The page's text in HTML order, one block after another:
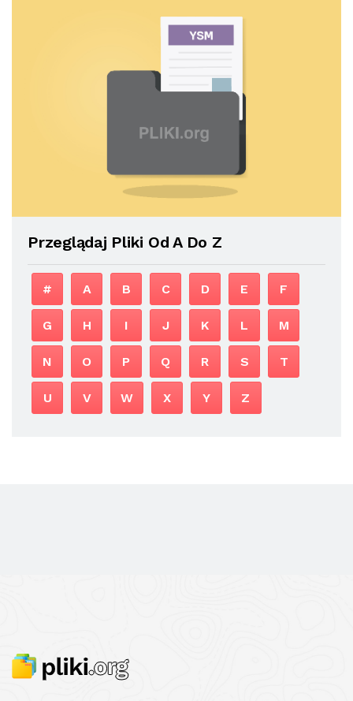
Przeglądaj Pliki Od A Do Z
# A B C D E F
G H I J K L M
N O P Q R S T
U V W X Y Z